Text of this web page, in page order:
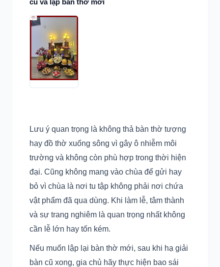
cũ và lập bàn thờ mới
Lưu ý quan trọng là không thả bàn thờ tượng
hay đồ thờ xuống sông vì gây ô nhiễm môi
trường và không còn phù hợp trong thời hiện
đại. Cũng không mang vào chùa để gửi hay
bỏ vì chùa là nơi tu tập không phải nơi chứa
vật phẩm đã qua dùng. Khi làm lễ, tâm thành
và sự trang nghiêm là quan trọng nhất không
cần lễ lớn hay tốn kém.
Nếu muốn lập lại bàn thờ mới, sau khi hạ giải
bàn cũ xong, gia chủ hãy thực hiện bao sái